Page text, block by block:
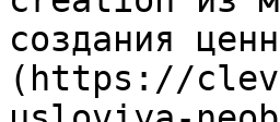
создания
(https://